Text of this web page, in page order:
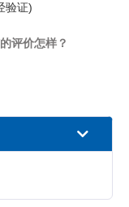
验证)
评价怎样？